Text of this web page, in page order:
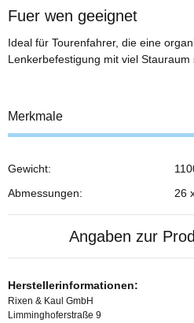
Fuer wen geeignet
Ideal für Tourenfahrer, die eine
Lenkerbefestigung mit viel Stauraum
Merkmale
Gewicht:
Abmessungen:
26
Angaben zur
Herstellerinformationen:
Rixen & Kaul GmbH
Limminghoferstraße 9